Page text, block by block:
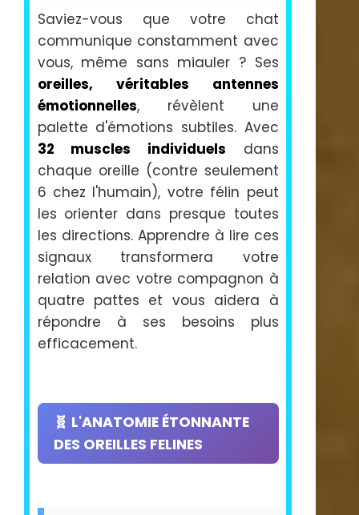
Saviez-vous que votre chat
communique constamment avec
vous, même sans miauler ? Ses
oreilles, véritables antennes
émotionnelles, révèlent une
palette d'émotions subtiles. Avec
32 muscles individuels dans
chaque oreille (contre seulement
6 chez l'humain), votre félin peut
les orienter dans presque toutes
les directions. Apprendre à lire ces
signaux transformera votre
relation avec votre compagnon à
quatre pattes et vous aidera à
répondre à ses besoins plus
efficacement.
🧬 L'ANATOMIE ÉTONNANTE
DES OREILLES FELINES